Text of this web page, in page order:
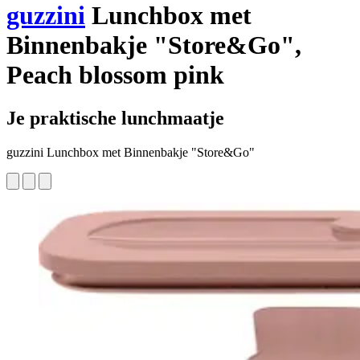
guzzini Lunchbox met
Binnenbakje "Store&Go",
Peach blossom pink
Je praktische lunchmaatje
guzzini Lunchbox met Binnenbakje "Store&Go"